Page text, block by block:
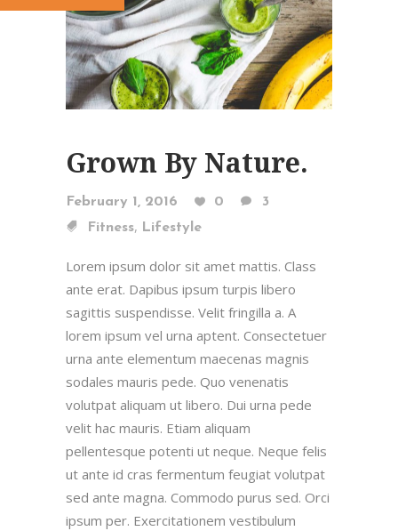
Grown By Nature.
February 1, 2016 0
3
Fitness, Lifestyle
Lorem ipsum dolor sit amet mattis. Class
ante erat. Dapibus ipsum turpis libero
sagittis suspendisse. Velit fringilla a. A
lorem ipsum vel urna aptent. Consectetuer
urna ante elementum maecenas magnis
sodales mauris pede. Quo venenatis
volutpat aliquam ut libero. Dui urna pede
velit hac mauris. Etiam aliquam
pellentesque potenti ut neque. Neque felis
ut ante id cras fermentum feugiat volutpat
sed ante magna. Commodo purus sed. Orci
ipsum per. Exercitationem vestibulum